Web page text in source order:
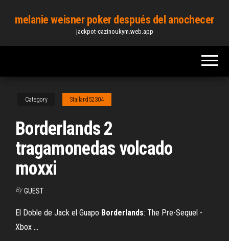
content
melanie weisner poker después del anochecer
jackpot-cazinoukym.web.app
Category Stallard52304
Borderlands 2
tragamonedas volcado
moxxi
By GUEST
El Doble de Jack el Guapo Borderlands: The Pre-Sequel -
Xbox ...